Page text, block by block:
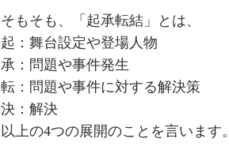
そもそも、「起承転結」とは、
起：舞台設定や登場人物
承：問題や事件発生
転：問題や事件に対する解決策
決：解決
以上の4つの展開のことを言います。